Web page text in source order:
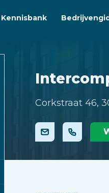
Kennisbank
Corkstraat 46,